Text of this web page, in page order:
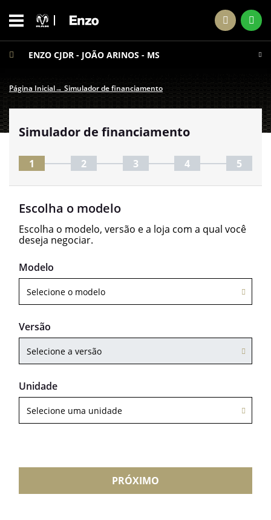
ENZO CJDR - JOÃO ARINOS - MS
Página Inicial Simulador de financiamento
Simulador de financiamento
Escolha o modelo
Escolha o modelo, versão e a loja com a qual você
deseja negociar.
Modelo
Selecione o modelo
Versão
Selecione a versão
Unidade
Selecione uma unidade
PRÓXIMO